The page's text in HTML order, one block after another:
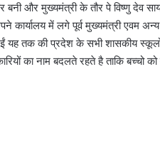
बनी और मुख्यमंत्री के तौर पे विष्णु देव
कार्यालय में लगे पूर्व मुख्यमंत्री एवम अन्य
यह तक की प्रदेश के सभी शासकीय
का नाम बदलते रहते है ताकि बच्चो